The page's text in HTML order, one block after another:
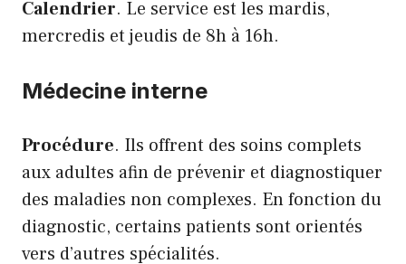
Calendrier. Le service est les mardis,
mercredis et jeudis de 8h à 16h.
Médecine interne
Procédure. Ils offrent des soins complets
aux adultes afin de prévenir et diagnostiquer
des maladies non complexes. En fonction du
diagnostic, certains patients sont orientés
vers d’autres spécialités.